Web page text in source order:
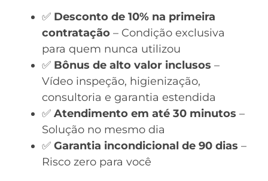
✅ Desconto de 10% na primeira
contratação – Condição exclusiva
para quem nunca utilizou
✅ Bônus de alto valor inclusos –
Vídeo inspeção, higienização,
consultoria e garantia estendida
✅ Atendimento em até 30 minutos –
Solução no mesmo dia
✅ Garantia incondicional de 90 dias –
Risco zero para você